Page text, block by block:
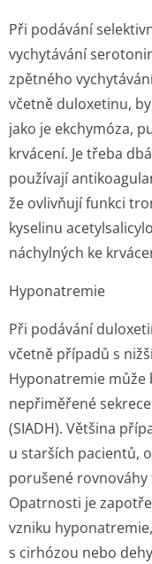
Při podávání
vychytávání
zpětného
včetně duloxetinu,
jako je ekchymóza,
krvácení. Je třeba
používají
že ovlivňují funkci
kyselinu
náchylných ke
Hyponatremie
Při podávání
včetně případů s
Hyponatremie
nepřiměřené
(SIADH). Většina
u starších pacientů,
porušené
Opatrnosti je
vzniku
s cirhózou nebo